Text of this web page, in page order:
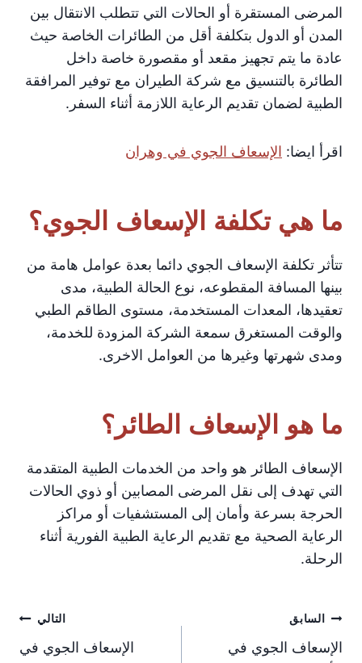
المرضى المستقرة أو الحالات التي تتطلب الانتقال بين
المدن أو الدول بتكلفة أقل من الطائرات الخاصة حيث
عادة ما يتم تجهيز مقعد أو مقصورة خاصة داخل
الطائرة بالتنسيق مع شركة الطيران مع توفير المرافقة
الطبية لضمان تقديم الرعاية اللازمة أثناء السفر.
اقرأ ايضا: الإسعاف الجوي في وهران
ما هي تكلفة الإسعاف الجوي؟
تتأثر تكلفة الإسعاف الجوي دائما بعدة عوامل هامة من
بينها المسافة المقطوعه، نوع الحالة الطبية، مدى
تعقيدها، المعدات المستخدمة، مستوى الطاقم الطبي
والوقت المستغرق سمعة الشركة المزودة للخدمة،
ومدى شهرتها وغيرها من العوامل الاخرى.
ما هو الإسعاف الطائر؟
الإسعاف الطائر هو واحد من الخدمات الطبية المتقدمة
التي تهدف إلى نقل المرضى المصابين أو ذوي الحالات
الحرجة بسرعة وأمان إلى المستشفيات أو مراكز
الرعاية الصحية مع تقديم الرعاية الطبية الفورية أثناء
الرحلة.
تصفّح
السابق
الإسعاف الجوي في
التالي
الإسعاف الجوي في